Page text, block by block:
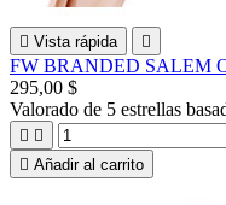
 Vista rápida 
FW BRANDED SALEM
295,00 $
Valorado de 5 estrellas
 
 Añadir al carrito